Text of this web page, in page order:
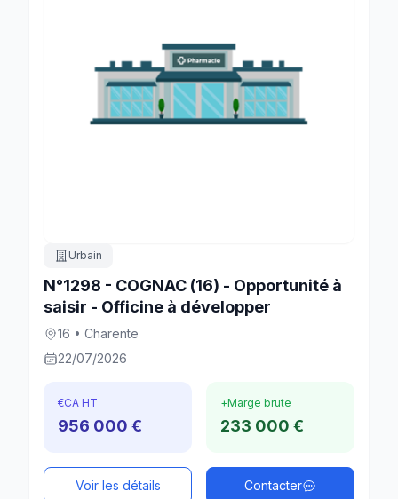
Urbain
N°1298 - COGNAC (16) - Opportunité à
saisir - Officine à développer
16 • Charente
22/07/2026
€CA HT
956 000 €
+Marge brute
233 000 €
Voir les détails Contacter